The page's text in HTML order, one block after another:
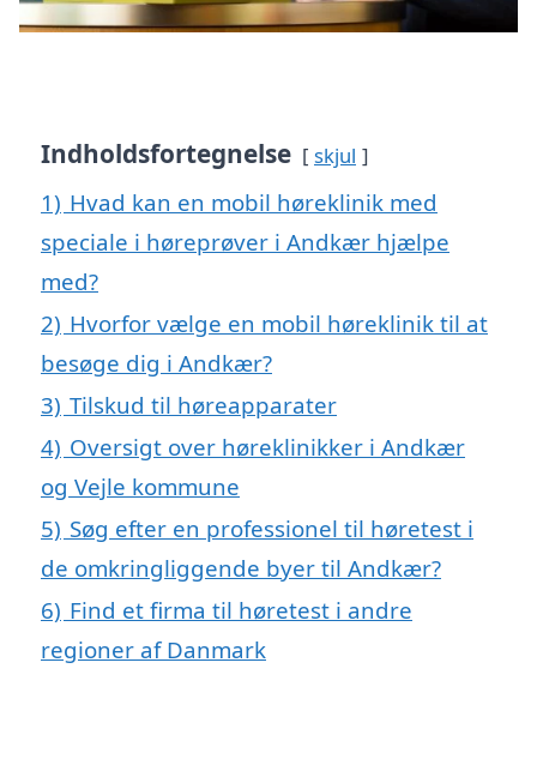
Indholdsfortegnelse skjul
1) Hvad kan en mobil høreklinik med
speciale i høreprøver i Andkær hjælpe
med?
2) Hvorfor vælge en mobil høreklinik til at
besøge dig i Andkær?
3) Tilskud til høreapparater
4) Oversigt over høreklinikker i Andkær
og Vejle kommune
5) Søg efter en professionel til høretest i
de omkringliggende byer til Andkær?
6) Find et firma til høretest i andre
regioner af Danmark